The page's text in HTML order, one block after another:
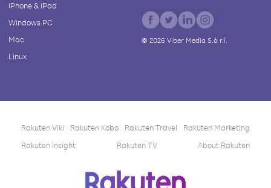
iPhone & iPad
Windows PC
Mac
Linux
© 2026Viber Media S.à r.l.
Rakuten Viki Rakuten Kobo Rakuten Travel
Rakuten Marketing
Rakuten Insight
Rakuten TV About Rakuten